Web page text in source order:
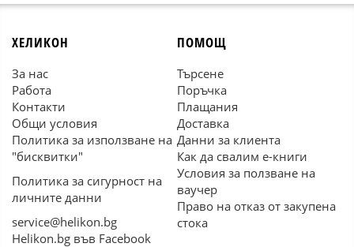
ХЕЛИКОН
За нас
Работа
Контакти
Общи условия
Политика за използване на
"бисквитки"
Политика за сигурност на
личните данни
service@helikon.bg
Helikon.bg във Facebook
ПОМОЩ
Търсене
Поръчка
Плащания
Доставка
Данни за клиента
Как да свалим е-книги
Условия за ползване на
ваучер
Право на отказ от закупена
стока